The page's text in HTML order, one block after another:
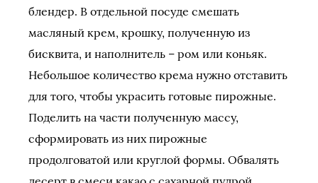
блендер. В отдельной посуде смешать
масляный крем, крошку, полученную из
бисквита, и наполнитель – ром или коньяк.
Небольшое количество крема нужно отставить
для того, чтобы украсить готовые пирожные.
Поделить на части полученную массу,
сформировать из них пирожные
продолговатой или круглой формы. Обвалять